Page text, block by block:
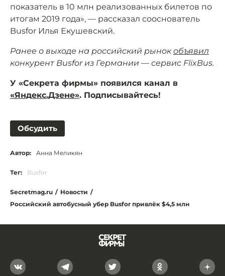
показатель в 10 млн реализованных билетов по
итогам 2019 года», — рассказал сооснователь
Busfor Илья Екушевский.
Ранее о выходе на российский рынокобъявил
конкурент Busfor из Германии — сервис FlixBus.
У «Секрета фирмы» появился канал в
«Яндекс.Дзене». Подписывайтесь!
Обсудить
Автор: Анна Меликян
Тег: Busfor
Secretmag.ru / Новости /
Российский автобусный убер Busfor привлёк $4,5 млн